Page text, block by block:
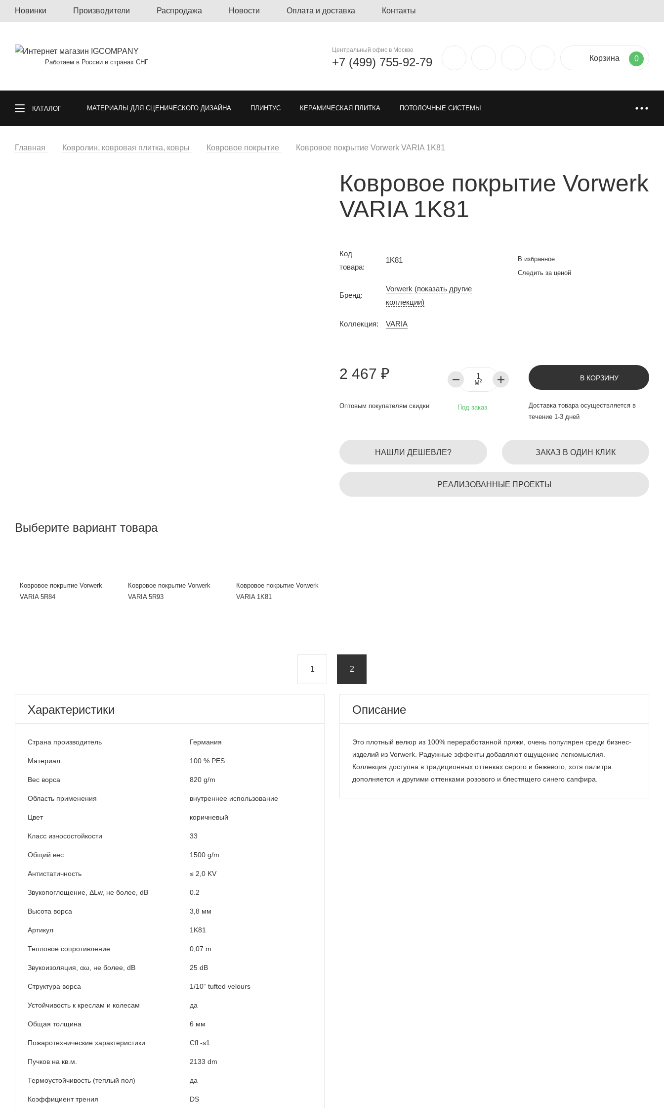
Новинки Производители Распродажа Новости Оплата и доставка Контакты
Работаем в России и странах СНГ
Центральный офис в Москве
+7 (499) 755-92-79 Корзина 0
КАТАЛОГ МАТЕРИАЛЫ ДЛЯ СЦЕНИЧЕСКОГО ДИЗАЙНА ПЛИНТУС КЕРАМИЧЕСКАЯ ПЛИТКА ПОТОЛОЧНЫЕ СИСТЕМЫ
КОВРОЛИН, КОВРОВАЯ ПЛИТКА, КОВРЫ ОЗЕЛЕНЕНИЕ ГРЯЗЕЗАЩИТНЫЕ ПОКРЫТИЯ
МОДУЛЬНЫЕ ПОКРЫТИЯ ТКАНИ ИСКУССТВЕННАЯ И НАТУРАЛЬНАЯ ТРАВА
Главная Ковролин, ковровая плитка, ковры Ковровое покрытие Ковровое покрытие Vorwerk VARIA 1K81
Ковровое покрытие Vorwerk
VARIA 1K81
Код
товара:
1K81
Бренд:
Vorwerk (показать другие
коллекции)
Коллекция: VARIA
В избранное
Следить за ценой
2 467 ₽
Оптовым покупателям скидки
м²
Под заказ
В КОРЗИНУ
Доставка товара осуществляется в
течение 1-3 дней
НАШЛИ ДЕШЕВЛЕ? ЗАКАЗ В ОДИН КЛИК
РЕАЛИЗОВАННЫЕ ПРОЕКТЫ
Выберите вариант товара
Ковровое покрытие Vorwerk
VARIA 5R84
Ковровое покрытие Vorwerk
VARIA 5R93
Ковровое покрытие Vorwerk
VARIA 1K81
1 2
Характеристики
Страна производитель Германия
Материал 100 % PES
Вес ворса 820 g/m
Область применения внутреннее использование
Цвет коричневый
Класс износостойкости 33
Общий вес 1500 g/m
Антистатичность ≤ 2,0 KV
Звукопоглощение, ΔLw, не более, dB 0.2
Высота ворса 3,8 мм
Артикул 1K81
Тепловое сопротивление 0,07 m
Звукоизоляция, αω, не более, dB 25 dB
Структура ворса 1/10“ tufted velours
Устойчивость к креслам и колесам да
Общая толщина 6 мм
Пожаротехнические характеристики Cfl -s1
Пучков на кв.м. 2133 dm
Термоустойчивость (теплый пол) да
Коэффициент трения DS
Описание
Это плотный велюр из 100% переработанной пряжи, очень популярен среди бизнес-
изделий из Vorwerk. Радужные эффекты добавляют ощущение легкомыслия.
Коллекция доступна в традиционных оттенках серого и бежевого, хотя палитра
дополняется и другими оттенками розового и блестящего синего сапфира.